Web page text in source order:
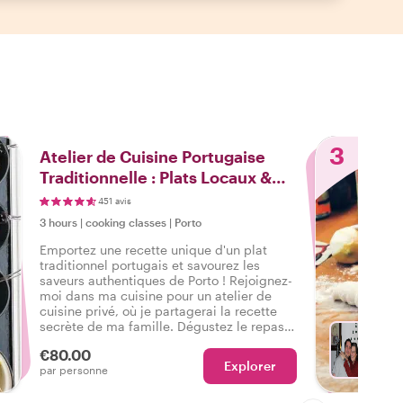
Atelier de Cuisine Portugaise
Traditionnelle : Plats Locaux &
Recettes Secrètes
451 avis
3 hours | cooking classes | Porto
Emportez une recette unique d'un plat
traditionnel portugais et savourez les
saveurs authentiques de Porto ! Rejoignez-
moi dans ma cuisine pour un atelier de
cuisine privé, où je partagerai la recette
secrète de ma famille. Dégustez le repas
moment merveilleux ensemble !
€80.00
par personne Explorer
3